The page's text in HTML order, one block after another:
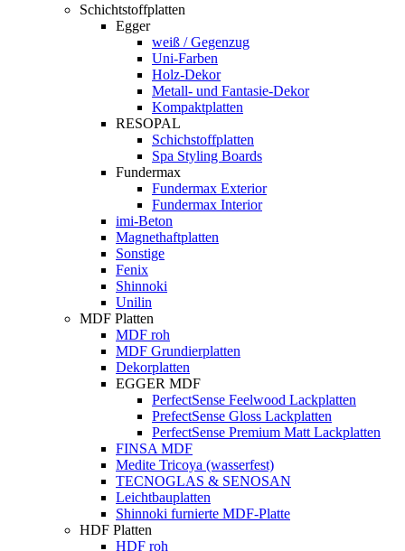
Schichtstoffplatten
Egger
weiß / Gegenzug
Uni-Farben
Holz-Dekor
Metall- und Fantasie-Dekor
Kompaktplatten
RESOPAL
Schichstoffplatten
Spa Styling Boards
Fundermax
Fundermax Exterior
Fundermax Interior
imi-Beton
Magnethaftplatten
Sonstige
Fenix
Shinnoki
Unilin
MDF Platten
MDF roh
MDF Grundierplatten
Dekorplatten
EGGER MDF
PerfectSense Feelwood Lackplatten
PrefectSense Gloss Lackplatten
PerfectSense Premium Matt Lackplatten
FINSA MDF
Medite Tricoya (wasserfest)
TECNOGLAS & SENOSAN
Leichtbauplatten
Shinnoki furnierte MDF-Platte
HDF Platten
HDF roh